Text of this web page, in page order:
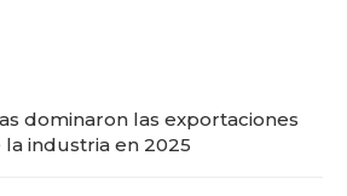
dominaron las exportaciones
industria en 2025